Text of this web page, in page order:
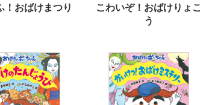
！おばけまつり
こわいぞ！おばけりょこ
う